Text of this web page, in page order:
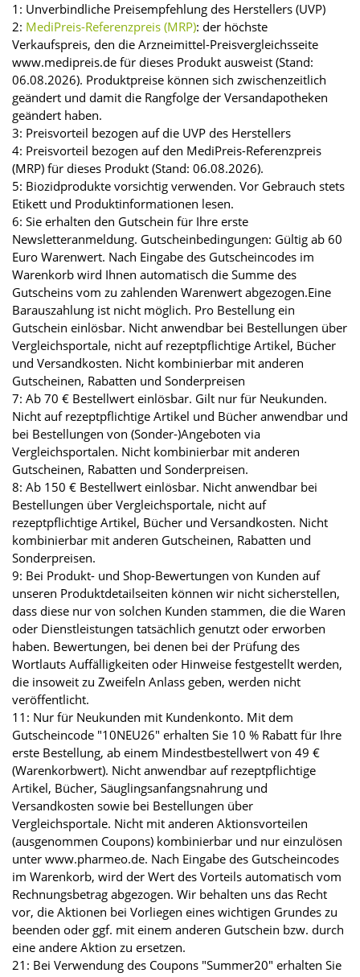
1: Unverbindliche Preisempfehlung des Herstellers (UVP)
2: MediPreis-Referenzpreis (MRP): der höchste
Verkaufspreis, den die Arzneimittel-Preisvergleichsseite
www.medipreis.de für dieses Produkt ausweist (Stand:
06.08.2026). Produktpreise können sich zwischenzeitlich
geändert und damit die Rangfolge der Versandapotheken
geändert haben.
3: Preisvorteil bezogen auf die UVP des Herstellers
4: Preisvorteil bezogen auf den MediPreis-Referenzpreis
(MRP) für dieses Produkt (Stand: 06.08.2026).
5: Biozidprodukte vorsichtig verwenden. Vor Gebrauch stets
Etikett und Produktinformationen lesen.
6: Sie erhalten den Gutschein für Ihre erste
Newsletteranmeldung. Gutscheinbedingungen: Gültig ab 60
Euro Warenwert. Nach Eingabe des Gutscheincodes im
Warenkorb wird Ihnen automatisch die Summe des
Gutscheins vom zu zahlenden Warenwert abgezogen.Eine
Barauszahlung ist nicht möglich. Pro Bestellung ein
Gutschein einlösbar. Nicht anwendbar bei Bestellungen über
Vergleichsportale, nicht auf rezeptpflichtige Artikel, Bücher
und Versandkosten. Nicht kombinierbar mit anderen
Gutscheinen, Rabatten und Sonderpreisen
7: Ab 70 € Bestellwert einlösbar. Gilt nur für Neukunden.
Nicht auf rezeptpflichtige Artikel und Bücher anwendbar und
bei Bestellungen von (Sonder-)Angeboten via
Vergleichsportalen. Nicht kombinierbar mit anderen
Gutscheinen, Rabatten und Sonderpreisen.
8: Ab 150 € Bestellwert einlösbar. Nicht anwendbar bei
Bestellungen über Vergleichsportale, nicht auf
rezeptpflichtige Artikel, Bücher und Versandkosten. Nicht
kombinierbar mit anderen Gutscheinen, Rabatten und
Sonderpreisen.
9: Bei Produkt- und Shop-Bewertungen von Kunden auf
unseren Produktdetailseiten können wir nicht sicherstellen,
dass diese nur von solchen Kunden stammen, die die Waren
oder Dienstleistungen tatsächlich genutzt oder erworben
haben. Bewertungen, bei denen bei der Prüfung des
Wortlauts Auffälligkeiten oder Hinweise festgestellt werden,
die insoweit zu Zweifeln Anlass geben, werden nicht
veröffentlicht.
11: Nur für Neukunden mit Kundenkonto. Mit dem
Gutscheincode "10NEU26" erhalten Sie 10 % Rabatt für Ihre
erste Bestellung, ab einem Mindestbestellwert von 49 €
(Warenkorbwert). Nicht anwendbar auf rezeptpflichtige
Artikel, Bücher, Säuglingsanfangsnahrung und
Versandkosten sowie bei Bestellungen über
Vergleichsportale. Nicht mit anderen Aktionsvorteilen
(ausgenommen Coupons) kombinierbar und nur einzulösen
unter www.pharmeo.de. Nach Eingabe des Gutscheincodes
im Warenkorb, wird der Wert des Vorteils automatisch vom
Rechnungsbetrag abgezogen. Wir behalten uns das Recht
vor, die Aktionen bei Vorliegen eines wichtigen Grundes zu
beenden oder ggf. mit einem anderen Gutschein bzw. durch
eine andere Aktion zu ersetzen.
21: Bei Verwendung des Coupons "Summer20" erhalten Sie